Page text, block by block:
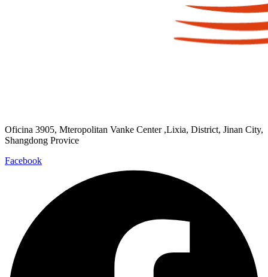
Oficina 3905, Mteropolitan Vanke Center ,Lixia, District, Jinan City,
Shangdong Provice
Facebook